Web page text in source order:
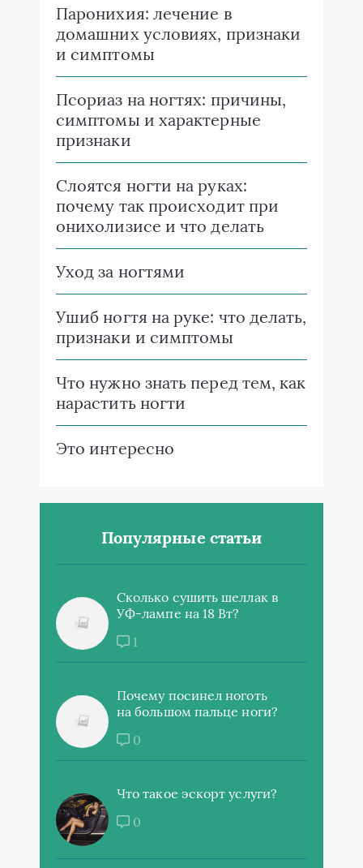
Паронихия: лечение в
домашних условиях, признаки
и симптомы
Псориаз на ногтях: причины,
симптомы и характерные
признаки
Слоятся ногти на руках:
почему так происходит при
онихолизисе и что делать
Уход за ногтями
Ушиб ногтя на руке: что делать,
признаки и симптомы
Что нужно знать перед тем, как
нарастить ногти
Это интересно
Популярные статьи
Сколько сушить шеллак в
УФ-лампе на 18 Вт?
1
Почему посинел ноготь
на большом пальце ноги?
0
Что такое эскорт услуги?
0